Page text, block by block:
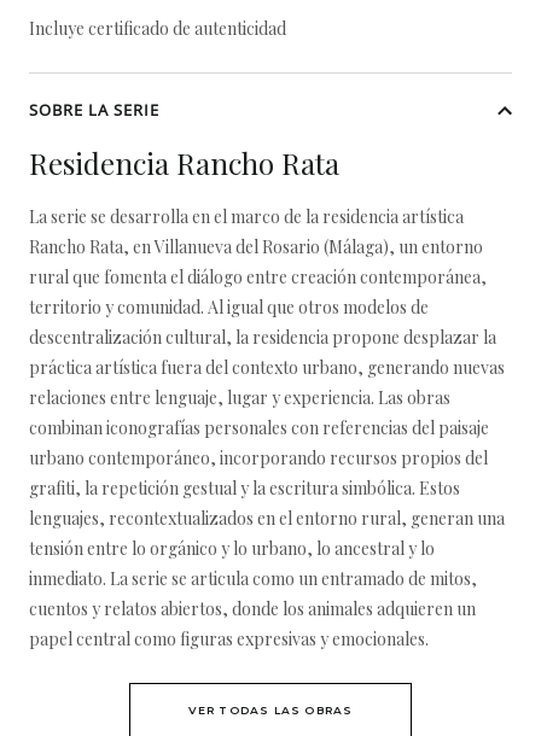
Incluye certificado de autenticidad
SOBRE LA SERIE
Residencia Rancho Rata
La serie se desarrolla en el marco de la residencia artística
Rancho Rata, en Villanueva del Rosario (Málaga), un entorno
rural que fomenta el diálogo entre creación contemporánea,
territorio y comunidad. Al igual que otros modelos de
descentralización cultural, la residencia propone desplazar la
práctica artística fuera del contexto urbano, generando nuevas
relaciones entre lenguaje, lugar y experiencia. Las obras
combinan iconografías personales con referencias del paisaje
urbano contemporáneo, incorporando recursos propios del
grafiti, la repetición gestual y la escritura simbólica. Estos
lenguajes, recontextualizados en el entorno rural, generan una
tensión entre lo orgánico y lo urbano, lo ancestral y lo
inmediato. La serie se articula como un entramado de mitos,
cuentos y relatos abiertos, donde los animales adquieren un
papel central como figuras expresivas y emocionales.
VER TODAS LAS OBRAS